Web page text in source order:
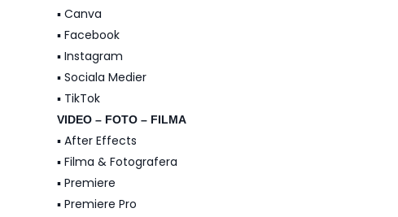
▪️ Canva
▪️ Facebook
▪️ Instagram
▪️ Sociala Medier
▪️ TikTok
VIDEO – FOTO – FILMA
▪️ After Effects
▪️ Filma & Fotografera
▪️ Premiere
▪️ Premiere Pro